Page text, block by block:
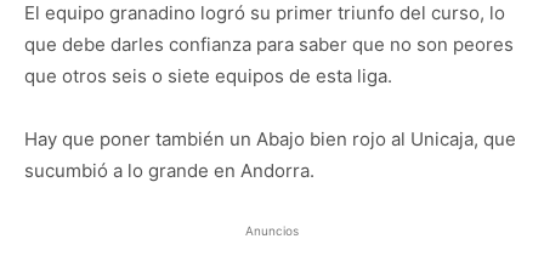
El equipo granadino logró su primer triunfo del curso, lo
que debe darles confianza para saber que no son peores
que otros seis o siete equipos de esta liga.
Hay que poner también un Abajo bien rojo al Unicaja, que
sucumbió a lo grande en Andorra.
Anuncios